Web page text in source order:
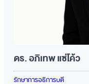
ดร. อภิเทพ แซ่โค้ว
รักษาการอธิการบดี